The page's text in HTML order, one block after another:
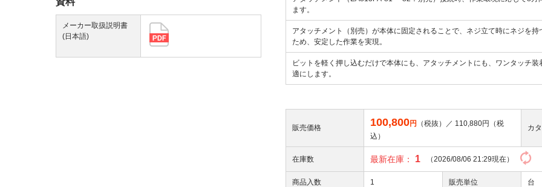
ます。
アタッチメント（別売）が本体に固定されることで、ネジ立て時にネジを
ため、安定した作業を実現。
ビットを軽く押し込むだけで本体にも、アタッチメントにも、ワンタッチ
適にします。
販売価格 100,800円 （税抜）／ 110,880円（税
込）
カ
在庫数 最新在庫： 1 （2026/08/06 21:29現在）
商品入数 1 販売単位 台
メーカー取扱説明書
(日本語)